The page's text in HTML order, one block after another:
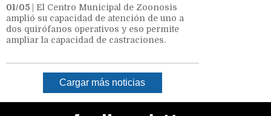
01/05 | El Centro Municipal de Zoonosis
amplió su capacidad de atención de uno a
dos quirófanos operativos y eso permite
ampliar la capacidad de castraciones.
Cargar más noticias